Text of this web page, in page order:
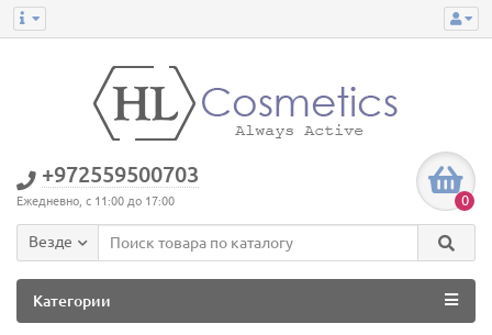
+972559500703
Ежедневно, с 11:00 до 17:00 0
Везде
Категории